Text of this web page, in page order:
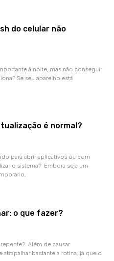
do celular não
à noite, mas não conseguir
Se seu aparelho está
é normal?
para abrir aplicativos ou com
o sistema? Embora seja um
o que fazer?
Além de causar
bastante a rotina, já que o